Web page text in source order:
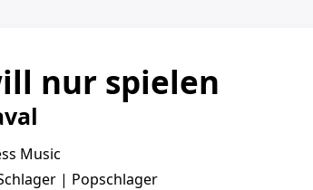
nur spielen
Music
| Popschlager